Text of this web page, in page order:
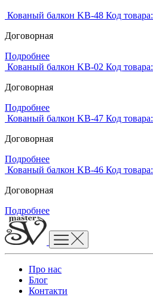
Кованый балкон KB-48 Код товара:
Договорная
Подробнее
Кованый балкон KB-02 Код товара:
Договорная
Подробнее
Кованый балкон KB-47 Код товара:
Договорная
Подробнее
Кованый балкон KB-46 Код товара:
Договорная
Подробнее
Про нас
Блог
Контакти